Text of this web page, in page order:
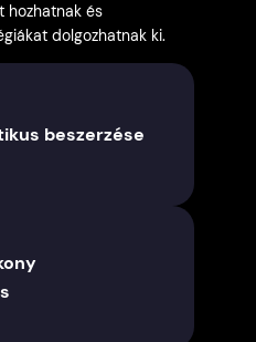
hozhatnak és
dolgozhatnak ki.
beszerzése